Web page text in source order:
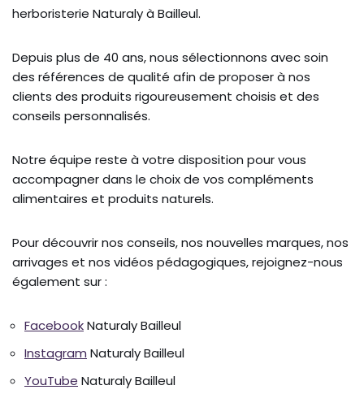
herboristerie Naturaly à Bailleul.
Depuis plus de 40 ans, nous sélectionnons avec soin
des références de qualité afin de proposer à nos
clients des produits rigoureusement choisis et des
conseils personnalisés.
Notre équipe reste à votre disposition pour vous
accompagner dans le choix de vos compléments
alimentaires et produits naturels.
Pour découvrir nos conseils, nos nouvelles marques, nos
arrivages et nos vidéos pédagogiques, rejoignez-nous
également sur :
FacebookNaturaly Bailleul
Instagram Naturaly Bailleul
YouTube Naturaly Bailleul